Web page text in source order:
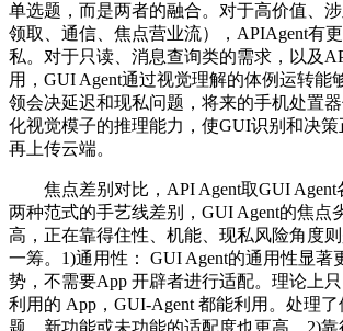
单选题，而是两者的融合。对于高价值、
领取、通信、焦点营业流），APIAgent有
私。对于只读、消息查询类的需求，以及
用，GUI Agent通过视觉理解的体例运转能
领会决延迟和现私问题，将来的手机处置
化视觉模子的推理能力，使GUI识别和决
再上传云端。
焦点差别对比，API Agent取GUI Agent
两种范式的手艺线差别，GUI Agent的焦点
高，正在靠得住性、机能、现私风险角度
一筹。1)通用性： GUI Agent的通用性显著
势，不需要App 开辟者进行适配。理论上
利用的 App，GUI-Agent 都能利用。处理
题，新功能或未功能的适配度也更高。2)